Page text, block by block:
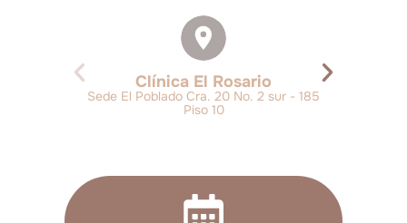
Clínica El Rosario
Sede El Poblado Cra. 20 No. 2 sur - 185
Piso 10